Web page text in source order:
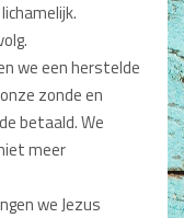
we een herstelde
zonde en
betaald. We
meer
we Jezus